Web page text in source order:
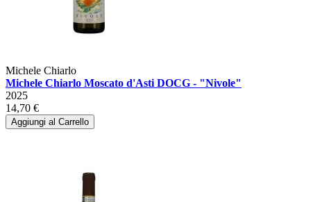
Michele Chiarlo
Michele Chiarlo Moscato d'Asti DOCG - "Nivole"
2025
14,70 €
Aggiungi al Carrello